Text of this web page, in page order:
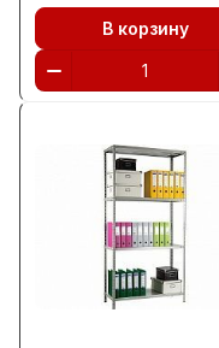
В корзину